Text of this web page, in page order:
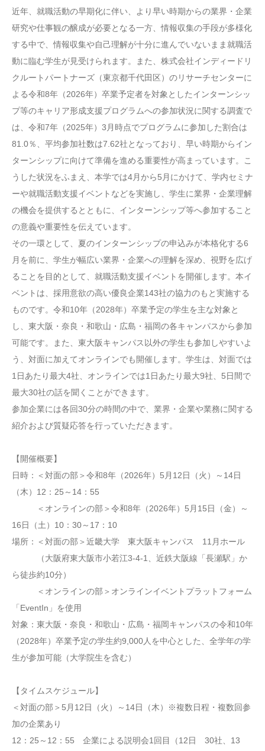
近年、就職活動の早期化に伴い、より早い時期からの業界・企業
研究や仕事観の醸成が必要となる一方、情報収集の手段が多様化
する中で、情報収集や自己理解が十分に進んでいないまま就職活
動に臨む学生が見受けられます。また、株式会社インディードリ
クルートパートナーズ（東京都千代田区）のリサーチセンターに
よる令和8年（2026年）卒業予定者を対象としたインターンシッ
プ等のキャリア形成支援プログラムへの参加状況に関する調査で
は、令和7年（2025年）3月時点でプログラムに参加した割合は
81.0％、平均参加社数は7.62社となっており、早い時期からイン
ターンシップに向けて準備を進める重要性が高まっています。こ
うした状況をふまえ、本学では4月から5月にかけて、学内セミナ
ーや就職活動支援イベントなどを実施し、学生に業界・企業理解
の機会を提供するとともに、インターンシップ等へ参加すること
の意義や重要性を伝えています。
その一環として、夏のインターンシップの申込みが本格化する6
月を前に、学生が幅広い業界・企業への理解を深め、視野を広げ
ることを目的として、就職活動支援イベントを開催します。本イ
ベントは、採用意欲の高い優良企業143社の協力のもと実施する
ものです。令和10年（2028年）卒業予定の学生を主な対象と
し、東大阪・奈良・和歌山・広島・福岡の各キャンパスから参加
可能です。また、東大阪キャンパス以外の学生も参加しやすいよ
う、対面に加えてオンラインでも開催します。学生は、対面では
1日あたり最大4社、オンラインでは1日あたり最大9社、5日間で
最大30社の話を聞くことができます。
参加企業には各回30分の時間の中で、業界・企業や業務に関する
紹介および質疑応答を行っていただきます。
【開催概要】
日時：＜対面の部＞令和8年（2026年）5月12日（火）～14日
（木）12：25～14：55
＜オンラインの部＞令和8年（2026年）5月15日（金）～
16日（土）10：30～17：10
場所：＜対面の部＞近畿大学 東大阪キャンパス 11月ホール
（大阪府東大阪市小若江3-4-1、近鉄大阪線「長瀬駅」か
ら徒歩約10分）
＜オンラインの部＞オンラインイベントプラットフォーム
「EventIn」を使用
対象：東大阪・奈良・和歌山・広島・福岡キャンパスの令和10年
（2028年）卒業予定の学生約9,000人を中心とした、全学年の学
生が参加可能（大学院生を含む）
【タイムスケジュール】
＜対面の部＞5月12日（火）～14日（木）※複数日程・複数回参
加の企業あり
12：25～12：55 企業による説明会1回目（12日 30社、13